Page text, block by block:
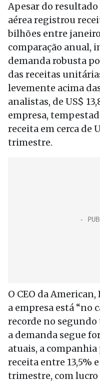
Apesar do
aérea registrou
bilhões entre
comparação anual,
demanda robusta
das receitas
levemente acima
analistas, de US$
empresa,
receita em cerca de
trimestre.
O CEO da
a empresa está “no
recorde no
a demanda segue
atuais, a
receita entre 13,5%
trimestre, com